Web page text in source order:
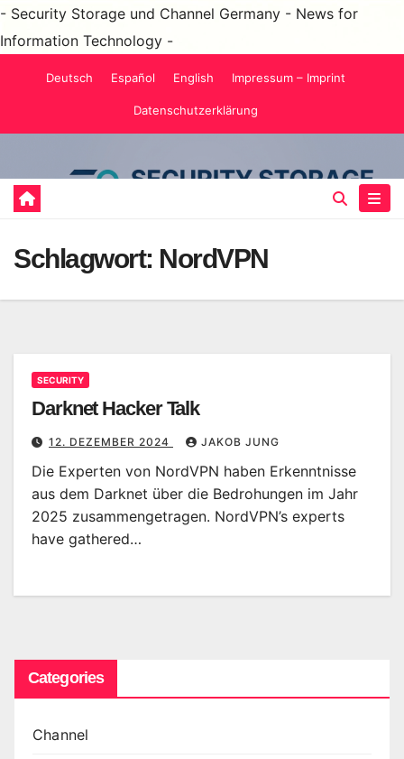
- Security Storage und Channel Germany - News for
Information Technology -
Deutsch Español English Impressum – Imprint
Datenschutzerklärung
Schlagwort: NordVPN
SECURITY
Darknet Hacker Talk
12. DEZEMBER 2024 JAKOB JUNG
Die Experten von NordVPN haben Erkenntnisse
aus dem Darknet über die Bedrohungen im Jahr
2025 zusammengetragen. NordVPN’s experts
have gathered…
Categories
Channel